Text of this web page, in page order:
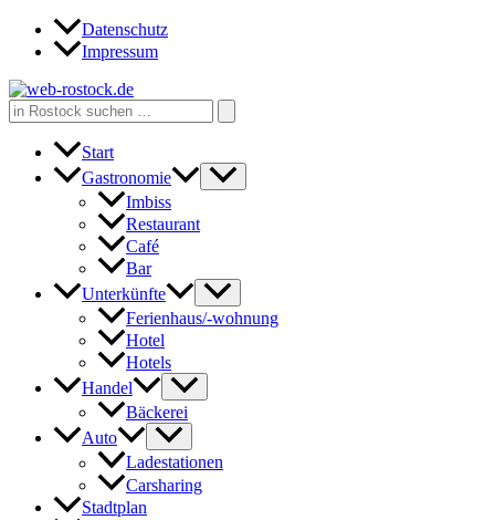
Zum
Inhalt
Datenschutz
Impressum
Search
for:
Start
Gastronomie
Imbiss
Restaurant
Café
Bar
Unterkünfte
Ferienhaus/-wohnung
Hotel
Hotels
Handel
Bäckerei
Auto
Ladestationen
Carsharing
Stadtplan